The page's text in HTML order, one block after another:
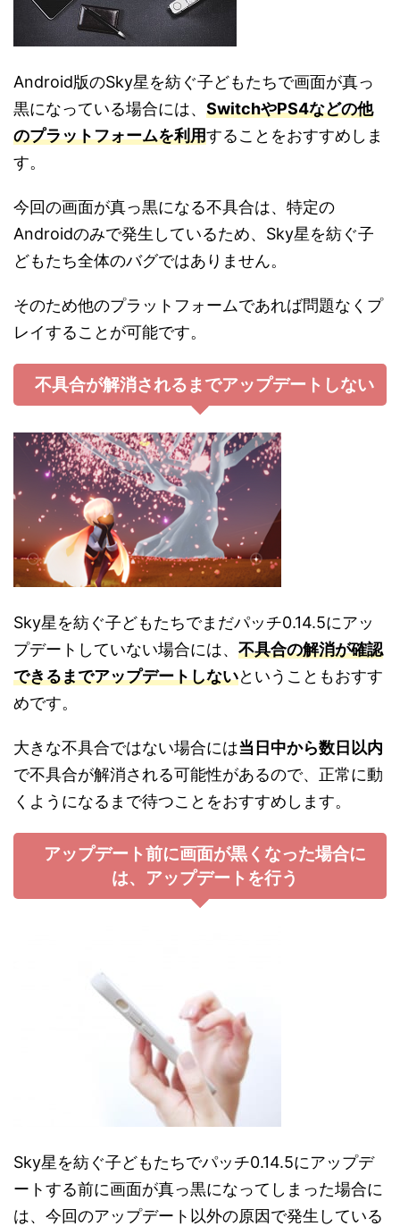
Android版のSky星を紡ぐ子どもたちで画面が真っ
黒になっている場合には、 SwitchやPS4などの他
のプラットフォームを利用することをおすすめしま
す。
今回の画面が真っ黒になる不具合は、特定の
Androidのみで発生しているため、Sky星を紡ぐ子
どもたち全体のバグではありません。
そのため他のプラットフォームであれば問題なくプ
レイすることが可能です。
不具合が解消されるまでアップデートしない
Sky星を紡ぐ子どもたちでまだパッチ0.14.5にアッ
プデートしていない場合には、 不具合の解消が確認
できるまでアップデートしないということもおすす
めです。
大きな不具合ではない場合には当日中から数日以内
で不具合が解消される可能性があるので、正常に動
くようになるまで待つことをおすすめします。
アップデート前に画面が黒くなった場合に
は、アップデートを行う
Sky星を紡ぐ子どもたちでパッチ0.14.5にアップデ
ートする前に画面が真っ黒になってしまった場合に
は、今回のアップデート以外の原因で発生している